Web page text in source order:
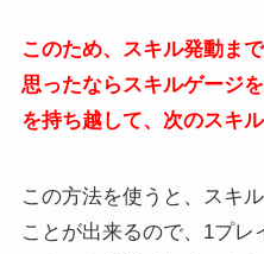
このため、スキル発動ま
思ったならスキルゲージ
を持ち越して、次のスキ
この方法を使うと、スキ
ことが出来るので、1プレ